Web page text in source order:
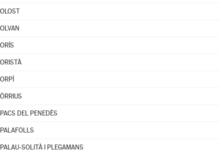
OLOST
OLVAN
ORÍS
ORISTÀ
ORPÍ
ÒRRIUS
PACS DEL PENEDÈS
PALAFOLLS
PALAU-SOLITÀ I PLEGAMANS